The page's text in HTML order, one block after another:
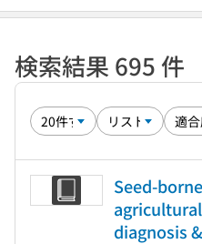
検索結果 695 件
Seed-
diagnosis